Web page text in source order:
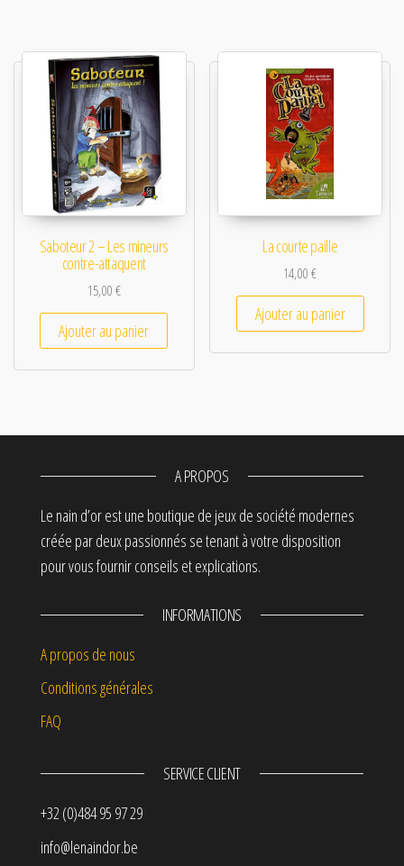
Saboteur 2 – Les mineurs
contre-attaquent
15,00€
Ajouter au panier
La courte paille
14,00€
Ajouter au panier
A PROPOS
Le nain d’or est une boutique de jeux de société modernes
créée par deux passionnés se tenant à votre disposition
pour vous fournir conseils et explications.
INFORMATIONS
A propos de nous
Conditions générales
FAQ
SERVICE CLIENT
+32 (0)484 95 97 29
info@lenaindor.be